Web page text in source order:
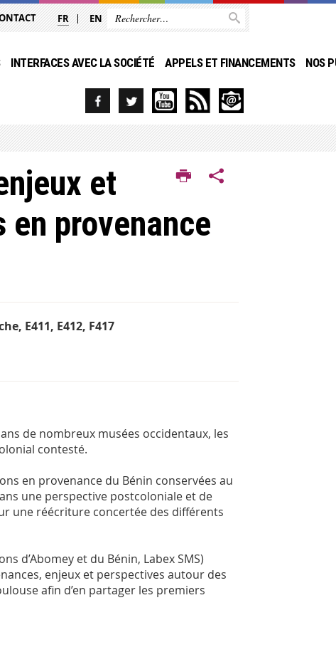
FR EN
INTERFACES AVEC LA SOCIÉTÉ APPELS ET FINANCEMENTS NOS
et
provenance
E411, E412, F417
de nombreux musées occidentaux, les
contesté.
en provenance du Bénin conservées au
une perspective postcoloniale et de
une réécriture concertée des différents
d’Abomey et du Bénin, Labex SMS)
enjeux et perspectives autour des
afin d’en partager les premiers